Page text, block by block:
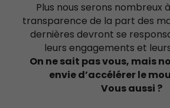
Plus nous serons nombreux
transparence de la part des
dernières devront se
leurs engagements et
On ne sait pas vous, mais
envie d’accélérer le
Vous aussi ?